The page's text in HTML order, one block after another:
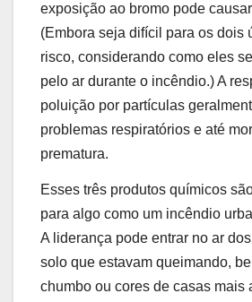
exposição ao bromo pode
(Embora seja difícil para os dois
risco, considerando como eles
pelo ar durante o incêndio.) A
poluição por partículas
problemas respiratórios e até
prematura.
Esses três produtos químicos
para algo como um incêndio
A liderança pode entrar no ar
solo que estavam queimando,
chumbo ou cores de casas mais